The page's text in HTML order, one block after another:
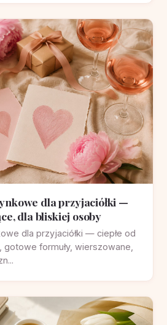
dla przyjaciółki —
dla bliskiej osoby
dla przyjaciółki — ciepłe od
formuły, wierszowane,